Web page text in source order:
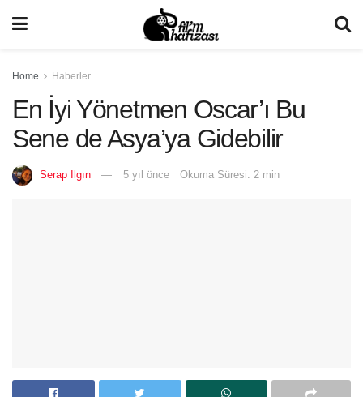
Home Haberler
En İyi Yönetmen Oscar’ı Bu
Sene de Asya’ya Gidebilir
Serap Ilgın 5 yıl önce Okuma Süresi: 2 min